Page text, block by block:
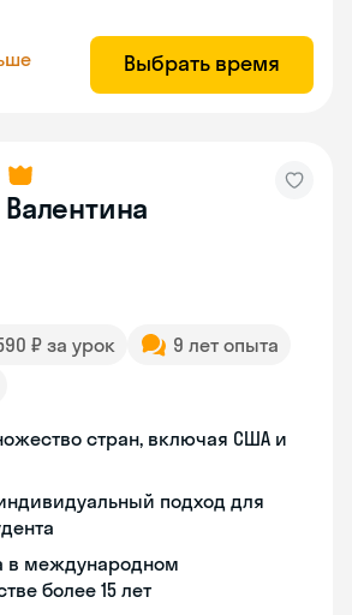
Выбрать время
Валентина
₽ за урок
9 лет опыта
стран, включая США и
подход для
в международном
более 15 лет